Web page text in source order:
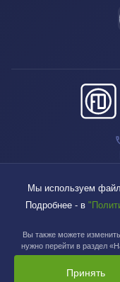
Мы используем
Подробнее - в
Вы также можете
нужно перейти в раздел
Принять